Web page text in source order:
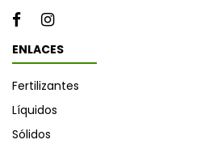
ENLACES
Fertilizantes
Líquidos
Sólidos